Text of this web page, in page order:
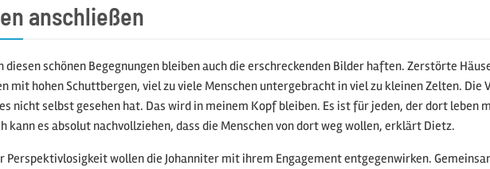
anschließen
diesen schönen Begegnungen bleiben auch die erschreckenden Bilder haften. Zerstörte
mit hohen Schuttbergen, viel zu viele Menschen untergebracht in viel zu kleinen Zelten.
nicht selbst gesehen hat. Das wird in meinem Kopf bleiben. Es ist für jeden, der dort leben
kann es absolut nachvollziehen, dass die Menschen von dort weg wollen, erklärt Dietz.
Perspektivlosigkeit wollen die Johanniter mit ihrem Engagement entgegenwirken.